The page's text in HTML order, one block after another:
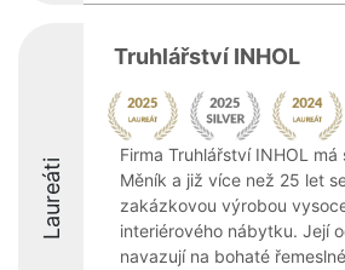
Laureáti
Truhlářství INHOL
Firma Truhlářství INHOL
Měník a již více než 25 let
zakázkovou výrobou
interiérového nábytku. Její
navazují na bohaté řemeslné